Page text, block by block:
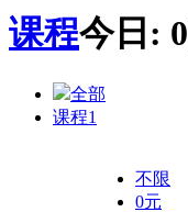
课程今日: 0
全部
课程1
不限
0元